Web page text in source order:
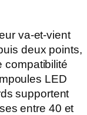
va-et-vient
deux points,
compatibilité
LED
supportent
entre 40 et